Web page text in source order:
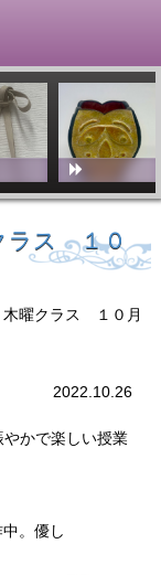
ラス １０
曜クラス １０月
2022.10.26
かで楽しい授業
。優し